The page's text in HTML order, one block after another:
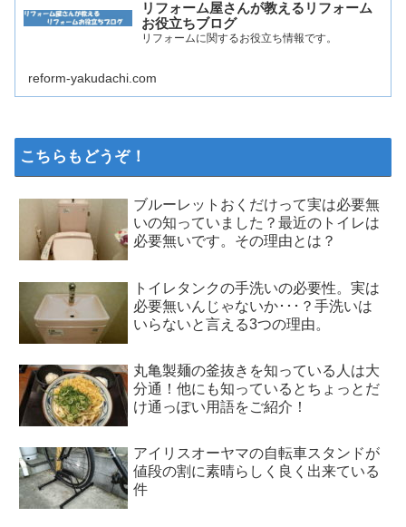
リフォーム屋さんが教えるリフォーム
お役立ちブログ
リフォームに関するお役立ち情報です。
reform-yakudachi.com
こちらもどうぞ！
ブルーレットおくだけって実は必要無
いの知っていました？最近のトイレは
必要無いです。その理由とは？
トイレタンクの手洗いの必要性。実は
必要無いんじゃないか･･･？手洗いは
いらないと言える3つの理由。
丸亀製麺の釜抜きを知っている人は大
分通！他にも知っているとちょっとだ
け通っぽい用語をご紹介！
アイリスオーヤマの自転車スタンドが
値段の割に素晴らしく良く出来ている
件